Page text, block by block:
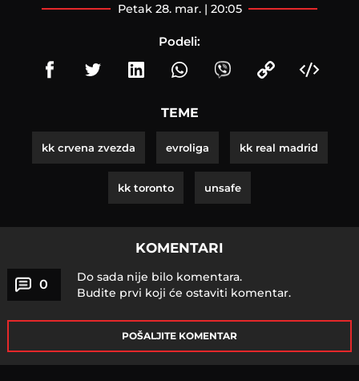
petak 28. mar. | 20:05
Podeli:
TEME
kk crvena zvezda evroliga kk real madrid
kk toronto unsafe
KOMENTARI
0
Do sada nije bilo komentara.
Budite prvi koji će ostaviti komentar.
POŠALJITE KOMENTAR